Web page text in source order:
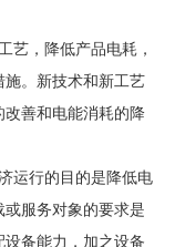
艺，降低产品电耗，
。新技术和新工艺
善和电能消耗的降
运行的目的是降低电
服务对象的要求是
备能力，加之设备